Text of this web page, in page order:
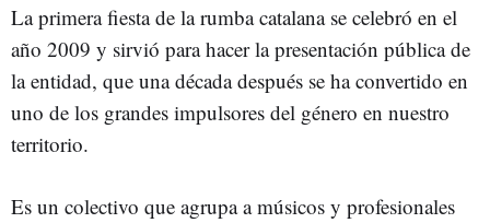
La primera fiesta de la rumba catalana se celebró en el
año 2009 y sirvió para hacer la presentación pública de
la entidad, que una década después se ha convertido en
uno de los grandes impulsores del género en nuestro
territorio.
Es un colectivo que agrupa a músicos y profesionales